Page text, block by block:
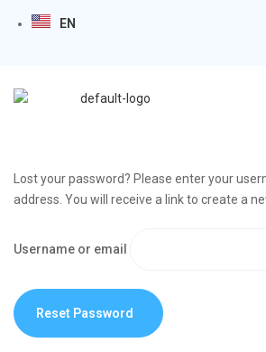
EN
Lost your password? Please enter your
address. You will receive a link to create a
Username or email
Reset Password